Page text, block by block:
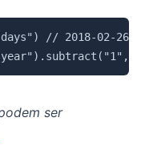
// 2018-02-26
Copiar
ser